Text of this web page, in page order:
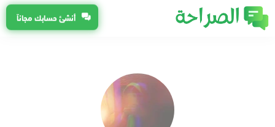
أنشئ حسابك مجاناً